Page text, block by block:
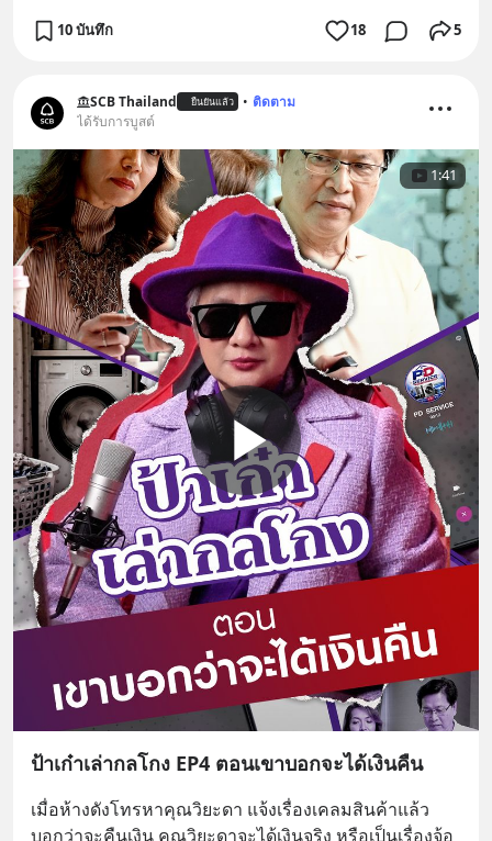
10 บันทึก 18 5
SCB Thailand ยืนยันแล้ว • ติดตาม
ได้รับการบูสต์
1:41
ป้าเก๋าเล่ากลโกง EP4 ตอนเขาบอกจะได้เงินคืน
เมื่อห้างดังโทรหาคุณวิยะดา แจ้งเรื่องเคลมสินค้าแล้ว
บอกว่าจะคืนเงิน คุณวิยะดาจะได้เงินจริง หรือเป็นเรื่องจ้อ